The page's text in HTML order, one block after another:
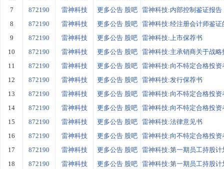
7
872190 雷神科技 更多公告 股吧
雷神科技:内部控制鉴证报告
8
872190 雷神科技 更多公告 股吧
雷神科技:经注册会计师鉴证
9
872190 雷神科技 更多公告 股吧
雷神科技:上市保荐书
10
872190 雷神科技 更多公告 股吧
雷神科技:主承销商关于战略
11
872190 雷神科技 更多公告 股吧
雷神科技:向不特定合格投资
12
872190 雷神科技 更多公告 股吧
雷神科技:发行保荐书
13
872190 雷神科技 更多公告 股吧
雷神科技:向不特定合格投资
14
872190 雷神科技 更多公告 股吧
雷神科技:向不特定合格投资
15
872190 雷神科技 更多公告 股吧
雷神科技:法律意见书
16
872190 雷神科技 更多公告 股吧
雷神科技:向不特定合格投资
17
872190 雷神科技 更多公告 股吧
雷神科技:第一期员工持股计
18
872190 雷神科技 更多公告 股吧
雷神科技:第一期员工持股计